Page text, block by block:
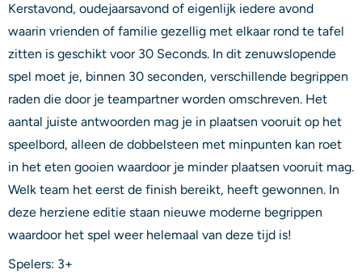
Kerstavond, oudejaarsavond of eigenlijk iedere avond
waarin vrienden of familie gezellig met elkaar rond te tafel
zitten is geschikt voor 30 Seconds. In dit zenuwslopende
spel moet je, binnen 30 seconden, verschillende begrippen
raden die door je teampartner worden omschreven. Het
aantal juiste antwoorden mag je in plaatsen vooruit op het
speelbord, alleen de dobbelsteen met minpunten kan roet
in het eten gooien waardoor je minder plaatsen vooruit mag.
Welk team het eerst de finish bereikt, heeft gewonnen. In
deze herziene editie staan nieuwe moderne begrippen
waardoor het spel weer helemaal van deze tijd is!
Spelers: 3+